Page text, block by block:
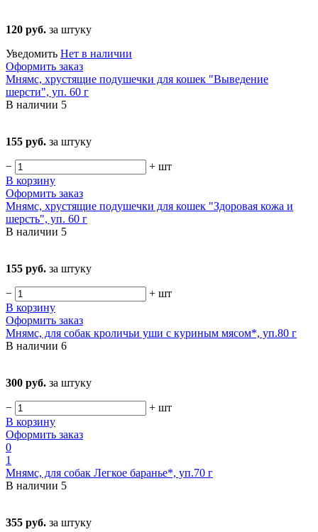
120 руб. за штуку
Уведомить Нет в наличии
Оформить заказ
Мнямс, хрустящие подушечки для кошек "Выведение
шерсти", уп. 60 г
В наличии 5
155 руб. за штуку
− + шт
В корзину
Оформить заказ
Мнямс, хрустящие подушечки для кошек "Здоровая кожа и
шерсть", уп. 60 г
В наличии 5
155 руб. за штуку
− + шт
В корзину
Оформить заказ
Мнямс, для собак кроличьи уши с куриным мясом*, уп.80 г
В наличии 6
300 руб. за штуку
− + шт
В корзину
Оформить заказ
0
1
Мнямс, для собак Легкое баранье*, уп.70 г
В наличии 5
355 руб. за штуку